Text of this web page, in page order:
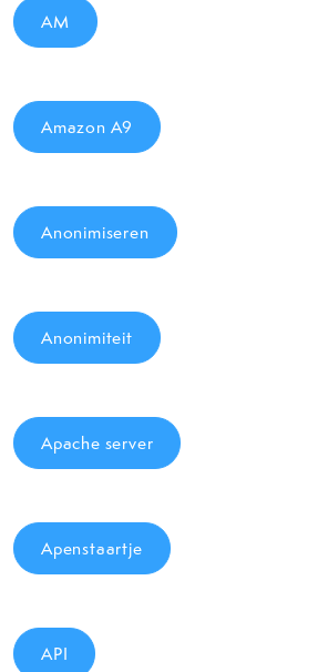
AM
Amazon A9
Anonimiseren
Anonimiteit
Apache server
Apenstaartje
API